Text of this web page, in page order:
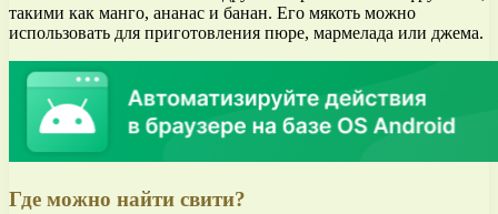
такими как манго, ананас и банан. Его мякоть можно
использовать для приготовления пюре, мармелада или джема.
Где можно найти свити?